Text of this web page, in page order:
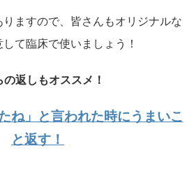
ますので、皆さんもオリジナルな
て臨床で使いましょう！
の返しもオススメ！
ね」と言われた時にうまいこ
と返す！